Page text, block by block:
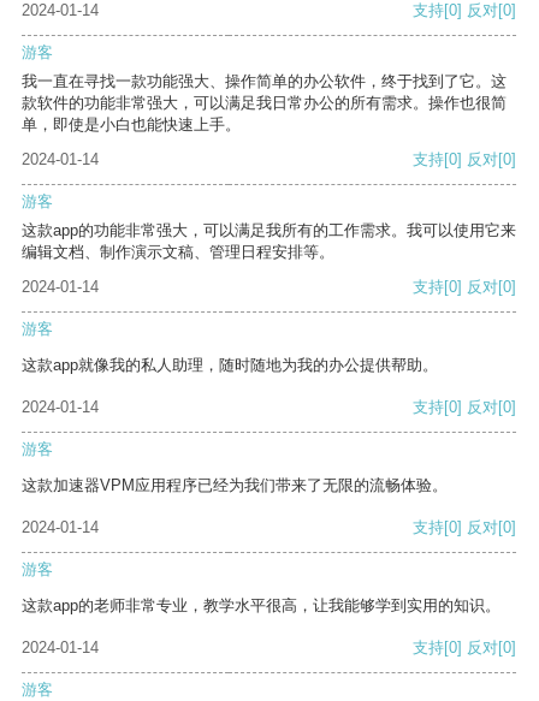
2024-01-14 支持[0] 反对[0]
游客
我一直在寻找一款功能强大、操作简单的办公软件，终于找到了它。这
款软件的功能非常强大，可以满足我日常办公的所有需求。操作也很简
单，即使是小白也能快速上手。
2024-01-14
支持[0] 反对[0]
游客
这款app的功能非常强大，可以满足我所有的工作需求。我可以使用它来
编辑文档、制作演示文稿、管理日程安排等。
2024-01-14
支持[0] 反对[0]
游客
这款app就像我的私人助理，随时随地为我的办公提供帮助。
2024-01-14 支持[0] 反对[0]
游客
这款加速器VPM应用程序已经为我们带来了无限的流畅体验。
2024-01-14 支持[0] 反对[0]
游客
这款app的老师非常专业，教学水平很高，让我能够学到实用的知识。
2024-01-14 支持[0] 反对[0]
游客